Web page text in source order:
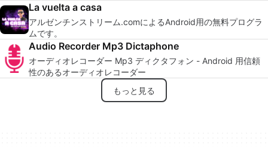
La vuelta a casa
アルゼンチンストリーム.comによるAndroid用の無料プログラ
ムです。
Audio Recorder Mp3 Dictaphone
オーディオレコーダー Mp3 ディクタフォン - Android 用信頼
性のあるオーディオレコーダー
もっと見る